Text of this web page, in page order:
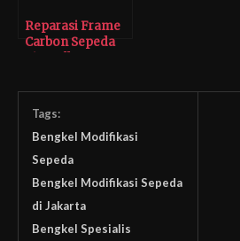
Reparasi Frame
Carbon Sepeda
Tags:
Bengkel Modifikasi
Sepeda
Bengkel Modifikasi Sepeda
di Jakarta
Bengkel Spesialis